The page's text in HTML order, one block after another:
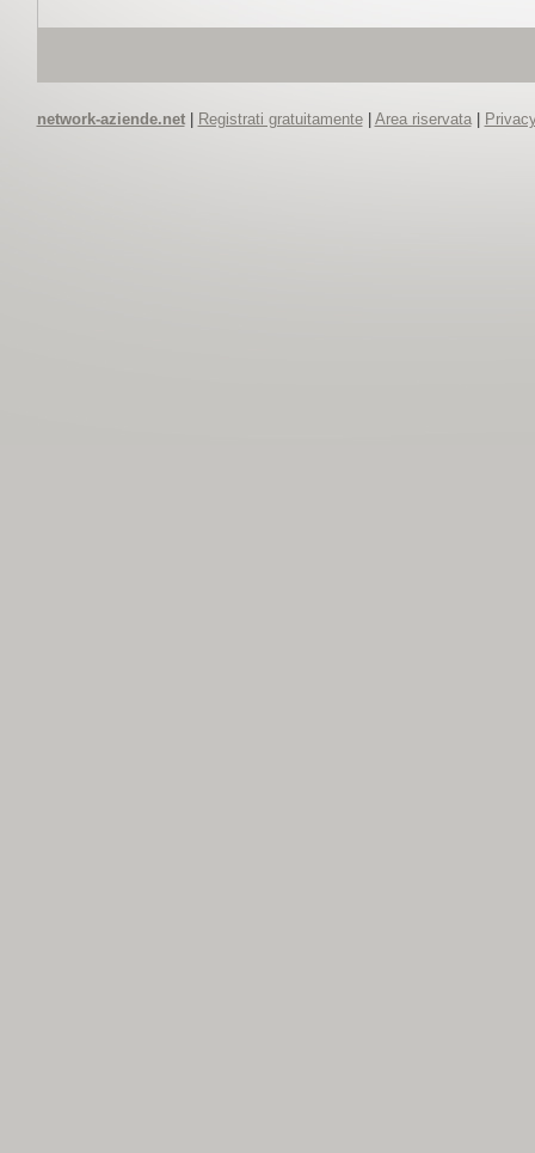
network-aziende.net| Registrati gratuitamente| Area riservata|